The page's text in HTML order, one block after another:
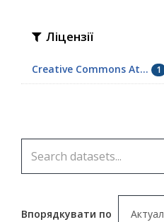
Ліцензії
Creative Commons At... 1
Впорядкувати по